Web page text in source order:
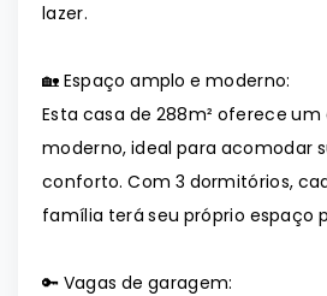
lazer.
🏡 Espaço amplo e moderno:
Esta casa de 288m² oferece
moderno, ideal para acomodar
conforto. Com 3 dormitórios,
família terá seu próprio espaço
🔑 Vagas de garagem: